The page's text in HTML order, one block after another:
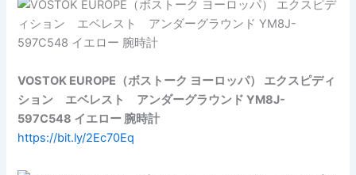
VOSTOK EUROPE（ボストーク ヨーロッパ） エクスピディ
ション エベレスト アンダーグラウンド YM8J-
597C548 イエロー 腕時計
https://bit.ly/2Ec70Eq